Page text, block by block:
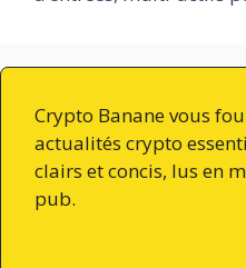
Crypto Banane vous
actualités crypto
clairs et concis, lus en
pub.